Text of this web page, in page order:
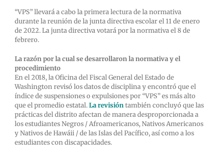
“VPS” llevará a cabo la primera lectura de la normativa
durante la reunión de la junta directiva escolar el 11 de enero
de 2022. La junta directiva votará por la normativa el 8 de
febrero.
La razón por la cual se desarrollaron la normativa y el
procedimiento
En el 2018, la Oficina del Fiscal General del Estado de
Washington revisó los datos de disciplina y encontró que el
índice de suspensiones o expulsiones por “VPS” es más alto
que el promedio estatal.La revisióntambién concluyó que las
prácticas del distrito afectan de manera desproporcionada a
los estudiantes Negros / Afroamericanos, Nativos Americanos
y Nativos de Hawáii / de las Islas del Pacífico, así como a los
estudiantes con discapacidades.